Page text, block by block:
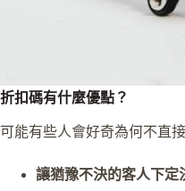
折扣碼有什麼優點？
可能有些人會好奇為何不直
讓猶豫不決的客人下定